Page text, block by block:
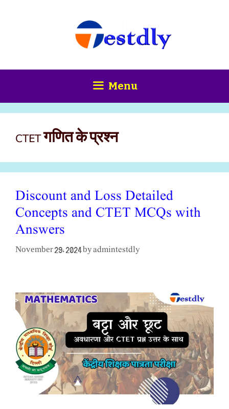
Menu
CTET गणित के प्रश्न
Discount and Loss Detailed
Concepts and CTET MCQs with
Answers
November 29, 2024 byadmintestdly